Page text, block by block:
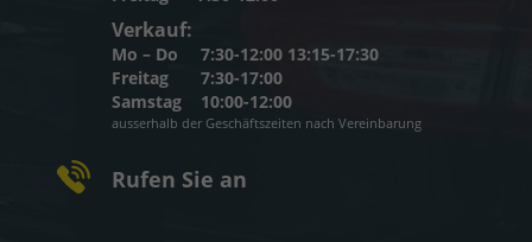
Verkauf:
Mo – Do
7:30-12:00 13:15-17:30
Freitag
7:30-17:00
Samstag
10:00-12:00
ausserhalb der Geschäftszeiten nach Vereinbarung
Rufen Sie an